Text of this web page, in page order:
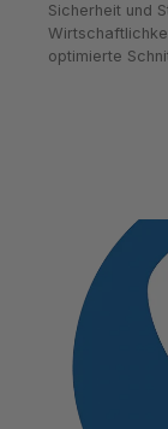
Sicherheit und
optimierte